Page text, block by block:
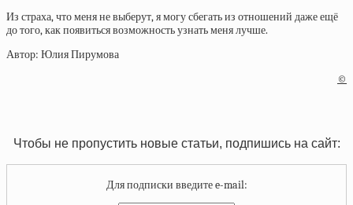
Из страха, что меня не выберут, я могу сбегать из отношений даже ещё
до того, как появиться возможность узнать меня лучше.
Автор: Юлия Пирумова
©
Чтобы не пропустить новые статьи, подпишись на сайт:
Для подписки введите e-mail: